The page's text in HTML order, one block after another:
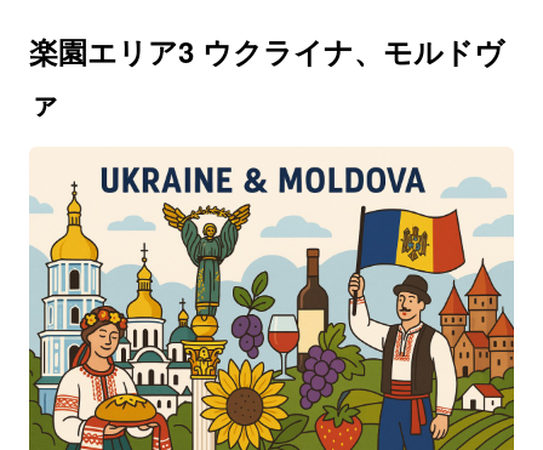
楽園エリア3 ウクライナ、モルドヴ
ァ